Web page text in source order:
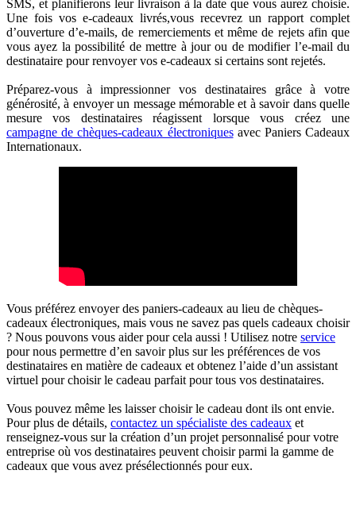
SMS, et planifierons leur livraison à la date que vous aurez choisie.
Une fois vos e-cadeaux livrés,vous recevrez un rapport complet
d’ouverture d’e-mails, de remerciements et même de rejets afin que
vous ayez la possibilité de mettre à jour ou de modifier l’e-mail du
destinataire pour renvoyer vos e-cadeaux si certains sont rejetés.
Préparez-vous à impressionner vos destinataires grâce à votre
générosité, à envoyer un message mémorable et à savoir dans quelle
mesure vos destinataires réagissent lorsque vous créez une
campagne de chèques-cadeaux électroniquesavec Paniers Cadeaux
Internationaux.
Vous préférez envoyer des paniers-cadeaux au lieu de chèques-
cadeaux électroniques, mais vous ne savez pas quels cadeaux choisir
? Nous pouvons vous aider pour cela aussi ! Utilisez notre service
pour nous permettre d’en savoir plus sur les préférences de vos
destinataires en matière de cadeaux et obtenez l’aide d’un assistant
virtuel pour choisir le cadeau parfait pour tous vos destinataires.
Vous pouvez même les laisser choisir le cadeau dont ils ont envie.
Pour plus de détails, contactez un spécialiste des cadeaux et
renseignez-vous sur la création d’un projet personnalisé pour votre
entreprise où vos destinataires peuvent choisir parmi la gamme de
cadeaux que vous avez présélectionnés pour eux.